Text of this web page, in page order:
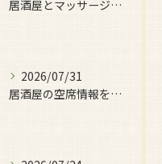
居酒屋とマッサージで癒しの時間を満喫する新しい過ごし方完全ガイド
2026/07/31
居酒屋の空席情報を大阪府大阪市北区と大東市で効率よく比較する方法と賢い店選びガイド